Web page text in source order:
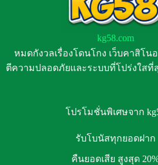
kg58.com
หมดกังวลเรื่องโดนโกง เว็บคาสิโ
ตีความปลอดภัยและระบบที่โปร่งใสที่
โปรโมชั่นพิเศษจาก
รับโบนัสทุกยอดฝาก
คืนยอดเสีย สูงสุด